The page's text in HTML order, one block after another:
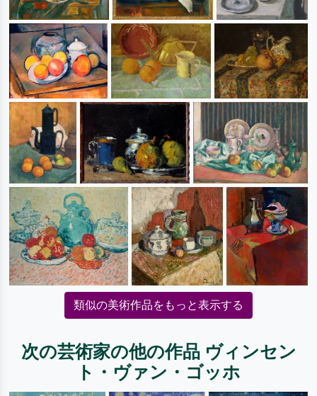
類似の美術作品をもっと表示する
次の芸術家の他の作品 ヴィンセン
ト・ヴァン・ゴッホ